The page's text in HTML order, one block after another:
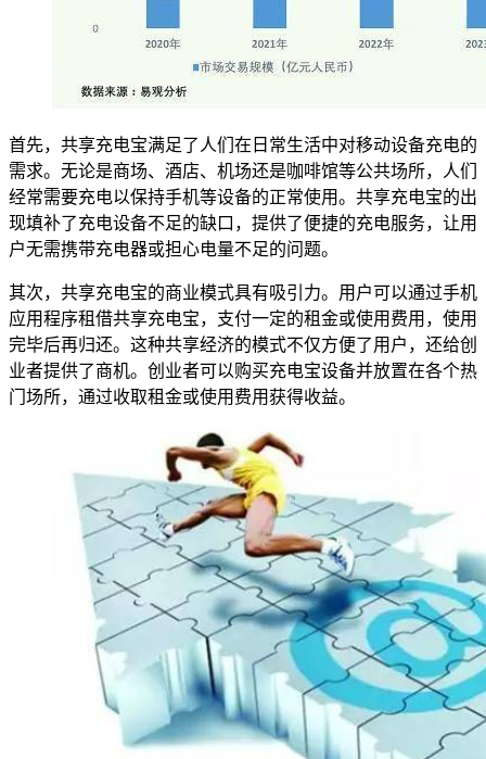
首先，共享充电宝满足了人们在日常生活中对移动设备充电的
需求。无论是商场、酒店、机场还是咖啡馆等公共场所，人们
经常需要充电以保持手机等设备的正常使用。共享充电宝的出
现填补了充电设备不足的缺口，提供了便捷的充电服务，让用
户无需携带充电器或担心电量不足的问题。
其次，共享充电宝的商业模式具有吸引力。用户可以通过手机
应用程序租借共享充电宝，支付一定的租金或使用费用，使用
完毕后再归还。这种共享经济的模式不仅方便了用户，还给创
业者提供了商机。创业者可以购买充电宝设备并放置在各个热
门场所，通过收取租金或使用费用获得收益。